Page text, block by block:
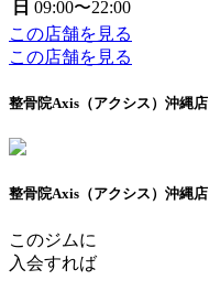
日 09:00〜22:00
この店舗を見る
この店舗を見る
整骨院Axis（アクシス）沖縄店
整骨院Axis（アクシス）沖縄店
このジムに
入会すれば